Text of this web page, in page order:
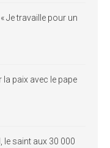
Je travaille pour un
paix avec le pape
le saint aux 30 000